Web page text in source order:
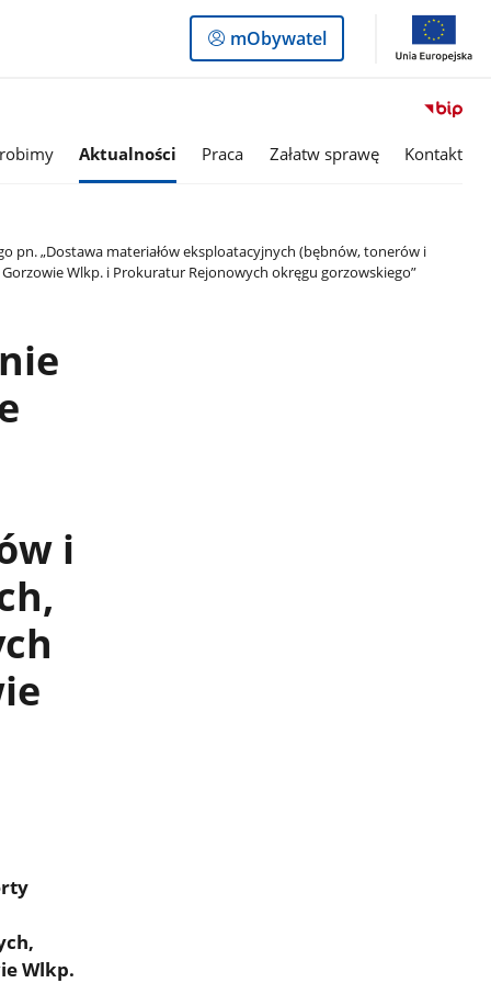
Logowanie
do
mObywatel
Aktualności Praca Załatw sprawę Kontakt
pn. „Dostawa materiałów eksploatacyjnych (bębnów, tonerów i
Wlkp. i Prokuratur Rejonowych okręgu gorzowskiego”
i
Wlkp.